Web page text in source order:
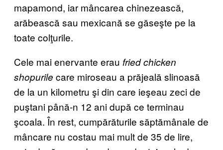
mapamond, iar mâncarea chinezească,
arăbească sau mexicană se găseşte pe la
toate colţurile.
Cele mai enervante erau fried chicken
shopurile care miroseau a prăjeală slinoasă
de la un kilometru şi din care ieşeau zeci de
puştani până-n 12 ani după ce terminau
şcoala. În rest, cumpărăturile săptămânale de
mâncare nu costau mai mult de 35 de lire,